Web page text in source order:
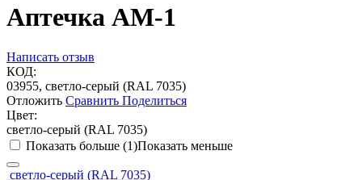
Аптечка АМ-1
Написать отзыв
КОД:
03955, светло-серый (RAL 7035)
Отложить Сравнить Поделиться
Цвет:
светло-серый (RAL 7035)
Показать больше (1)Показать меньше
светло-серый (RAL 7035)